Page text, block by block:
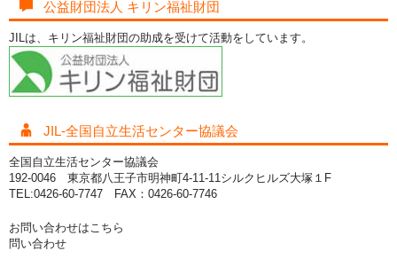
公益財団法人 キリン福祉財団
JILは、キリン福祉財団の助成を受けて活動をしています。
JIL-全国自立生活センター協議会
全国自立生活センター協議会
192-0046 東京都八王子市明神町4-11-11シルクヒルズ大塚１F
TEL:0426-60-7747 FAX：0426-60-7746
お問い合わせはこちら
問い合わせ